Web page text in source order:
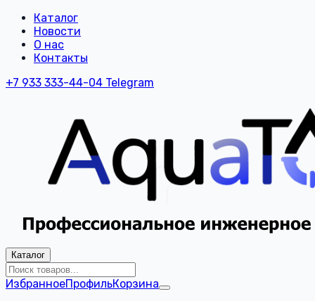
Каталог
Новости
О нас
Контакты
+7 933 333-44-04 Telegram
Каталог
ИзбранноеПрофильКорзина